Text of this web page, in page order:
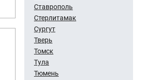
Ставрополь
Стерлитамак
Сургут
Тверь
Томск
Тула
Тюмень